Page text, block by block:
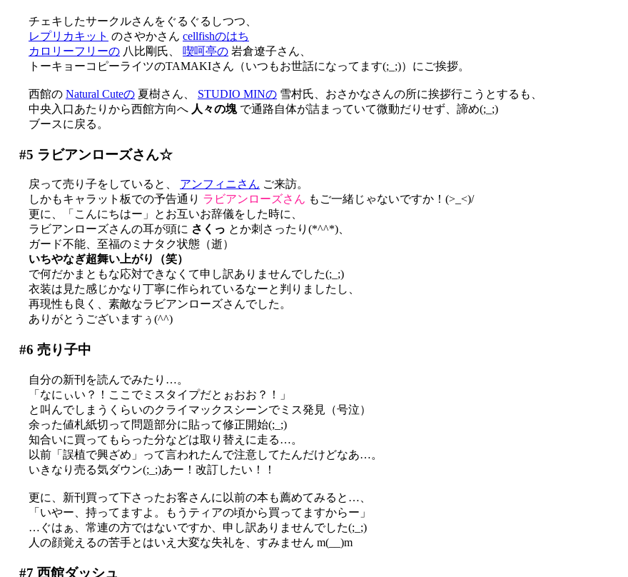
チェキしたサークルさんをぐるぐるしつつ、
レプリカキット のさやかさん cellfishのはち
カロリーフリーの 八比剛氏、 喫呵亭の 岩倉遼子さん、
トーキョーコピーライツのTAMAKIさん（いつもお世話になってます(;_;)）にご挨拶。
西館の Natural Cuteの 夏樹さん、 STUDIO MINの 雪村氏、おさかなさんの所に挨拶行こうとするも、
中央入口あたりから西館方向へ 人々の塊 で通路自体が詰まっていて微動だりせず、諦め(;_;)
ブースに戻る。
#5 ラビアンローズさん☆
戻って売り子をしていると、 アンフィニさん ご来訪。
しかもキャラット板での予告通り ラビアンローズさん もご一緒じゃないですか！(>_<)/
更に、「こんにちはー」とお互いお辞儀をした時に、
ラビアンローズさんの耳が頭に さくっ とか刺さったり(*^^*)、
ガード不能、至福のミナタク状態（逝）
いちやなぎ超舞い上がり（笑）
で何だかまともな応対できなくて申し訳ありませんでした(;_;)
衣装は見た感じかなり丁寧に作られているなーと判りましたし、
再現性も良く、素敵なラビアンローズさんでした。
ありがとうございますぅ(^^)
#6 売り子中
自分の新刊を読んでみたり…。
「なにぃい？！ここでミスタイプだとぉおお？！」
と叫んでしまうくらいのクライマックスシーンでミス発見（号泣）
余った値札紙切って問題部分に貼って修正開始(;_;)
知合いに買ってもらった分などは取り替えに走る…。
以前「誤植で興ざめ」って言われたんで注意してたんだけどなあ…。
いきなり売る気ダウン(;_;)あー！改訂したい！！
更に、新刊買って下さったお客さんに以前の本も薦めてみると…、
「いやー、持ってますよ。もうティアの頃から買ってますからー」
…ぐはぁ、常連の方ではないですか、申し訳ありませんでした(;_;)
人の顔覚えるの苦手とはいえ大変な失礼を、すみません m(__)m
#7 西館ダッシュ